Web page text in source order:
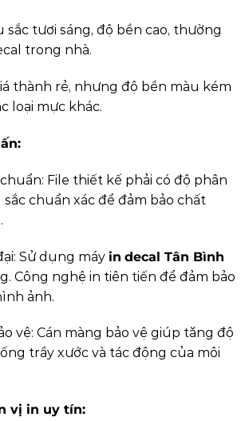
sắc tươi sáng, độ bền cao, thường
trong nhà.
thành rẻ, nhưng độ bền màu kém
loại mực khác.
File thiết kế phải có độ phân
sắc chuẩn xác để đảm bảo chất
Sử dụng máy in decal Tân Bình
Công nghệ in tiên tiến để đảm bảo
ảnh.
vệ: Cán màng bảo vệ giúp tăng độ
trầy xước và tác động của môi
vị in uy tín: